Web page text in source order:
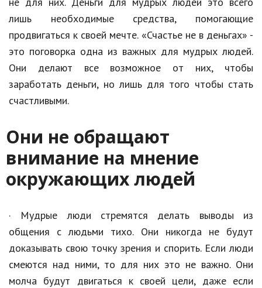
лишь необходимые средства, помогающие
продвигаться к своей мечте. «Счастье не в деньгах» -
это поговорка одна из важных для мудрых людей.
Они делают все возможное от них, чтобы
заработать деньги, но лишь для того чтобы стать
счастливыми.
Они не обращают
внимание на мнение
окружающих людей
· Мудрые люди стремятся делать выводы из
общения с людьми тихо. Они никогда не будут
доказывать свою точку зрения и спорить. Если люди
смеются над ними, то для них это не важно. Они
молча будут двигаться к своей цели, даже если